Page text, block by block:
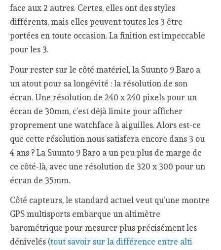
face aux 2 autres. Certes, elles ont des styles
différents, mais elles peuvent toutes les 3 être
portées en toute occasion. La finition est impeccable
pour les 3.
Pour rester sur le côté matériel, la Suunto 9 Baro a
un atout pour sa longévité : la résolution de son
écran. Une résolution de 240 x 240 pixels pour un
écran de 30mm, c’est déjà limite pour afficher
proprement une watchface à aiguilles. Alors est-ce
que cette résolution nous satisfera encore dans 3 ou
4 ans ? La Suunto 9 Baro a un peu plus de marge de
ce côté-là, avec une résolution de 320 x 300 pour un
écran de 35mm.
Côté capteurs, le standard actuel veut qu’une montre
GPS multisports embarque un altimètre
barométrique pour mesurer plus précisément les
dénivelés (tout savoir sur la différence entre alti